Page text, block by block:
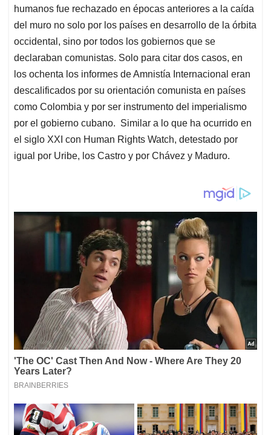
humanos fue rechazado en épocas anteriores a la caída
del muro no solo por los países en desarrollo de la órbita
occidental, sino por todos los gobiernos que se
declaraban comunistas. Solo para citar dos casos, en
los ochenta los informes de Amnistía Internacional eran
descalificados por su orientación comunista en países
como Colombia y por ser instrumento del imperialismo
por el gobierno cubano. Similar a lo que ha ocurrido en
el siglo XXI con Human Rights Watch, detestado por
igual por Uribe, los Castro y por Chávez y Maduro.